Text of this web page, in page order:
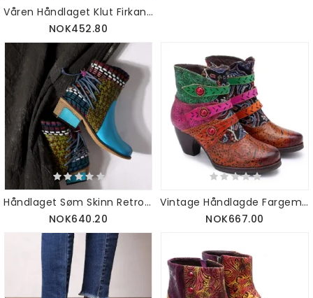
Våren Håndlaget Klut Firkantet Hode Uformell Tøy Sko 35-44
NOK452.80
Håndlaget Søm Skinn Retro Etniske Støvler For Kvinner 36-42
NOK640.20
Vintage Håndlagde Fargematchende Kvinner Etniske Støvler 36-42
NOK667.00